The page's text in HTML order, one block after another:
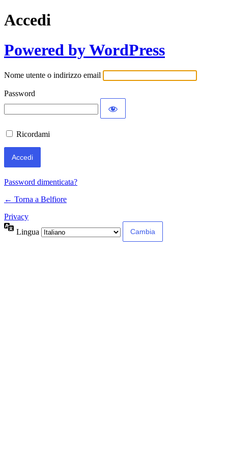
Accedi
Powered by WordPress
Nome utente o indirizzo email
Password
Ricordami
Password dimenticata?
← Torna a Belfiore
Privacy
Lingua